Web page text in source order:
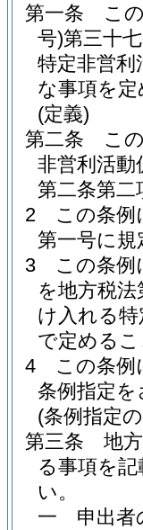
第一条
こ
号)第三十
特定非営
な事項を
(定義)
第二条
こ
非営利活動
第二条第
2
この条例
第一号に
3
この条例
を地方税
け入れる
で定める
4
この条例
条例指定
(条例指定
第三条
地
る事項を
い。
一
申出者